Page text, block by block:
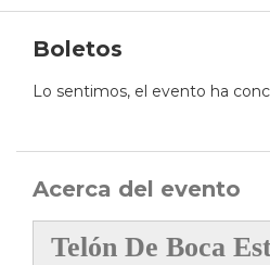
Boletos
Lo sentimos, el evento ha
Acerca del evento
Telón De Boca